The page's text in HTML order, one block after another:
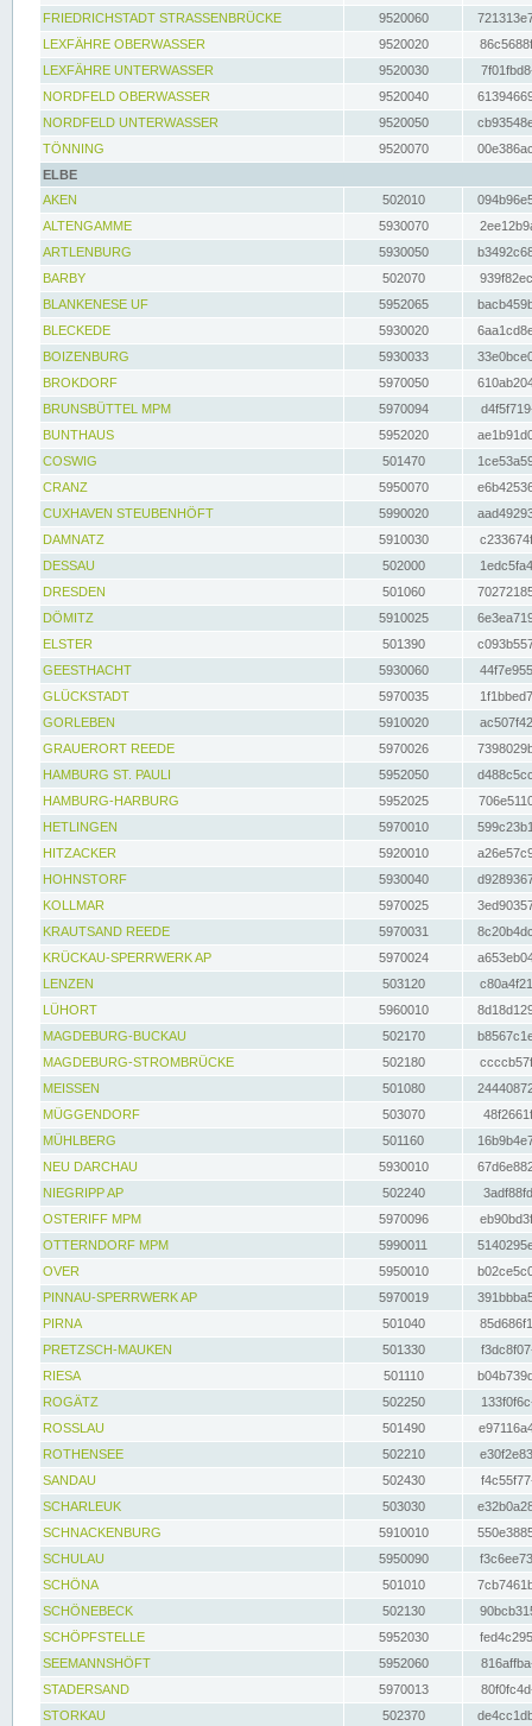
FRIEDRICHSTADT STRASSENBRÜCKE
9520060
LEXFÄHRE OBERWASSER
9520020
LEXFÄHRE UNTERWASSER
9520030
NORDFELD OBERWASSER
9520040
NORDFELD UNTERWASSER
9520050
TÖNNING
9520070
ELBE
AKEN
502010
ALTENGAMME
5930070
ARTLENBURG
5930050
BARBY
502070
BLANKENESE UF
5952065
BLECKEDE
5930020
BOIZENBURG
5930033
BROKDORF
5970050
BRUNSBÜTTEL MPM
5970094
BUNTHAUS
5952020
COSWIG
501470
CRANZ
5950070
CUXHAVEN STEUBENHÖFT
5990020
DAMNATZ
5910030
DESSAU
502000
DRESDEN
501060
DÖMITZ
5910025
ELSTER
501390
GEESTHACHT
5930060
GLÜCKSTADT
5970035
GORLEBEN
5910020
GRAUERORT REEDE
5970026
HAMBURG ST. PAULI
5952050
HAMBURG-HARBURG
5952025
HETLINGEN
5970010
HITZACKER
5920010
HOHNSTORF
5930040
KOLLMAR
5970025
KRAUTSAND REEDE
5970031
KRÜCKAU-SPERRWERK AP
5970024
LENZEN
503120
LÜHORT
5960010
MAGDEBURG-BUCKAU
502170
MAGDEBURG-STROMBRÜCKE
502180
MEISSEN
501080
MÜGGENDORF
503070
MÜHLBERG
501160
NEU DARCHAU
5930010
NIEGRIPP AP
502240
OSTERIFF MPM
5970096
OTTERNDORF MPM
5990011
OVER
5950010
PINNAU-SPERRWERK AP
5970019
PIRNA
501040
PRETZSCH-MAUKEN
501330
RIESA
501110
ROGÄTZ
502250
ROSSLAU
501490
ROTHENSEE
502210
SANDAU
502430
SCHARLEUK
503030
SCHNACKENBURG
5910010
SCHULAU
5950090
SCHÖNA
501010
SCHÖNEBECK
502130
SCHÖPFSTELLE
5952030
SEEMANNSHÖFT
5952060
STADERSAND
5970013
STORKAU
502370